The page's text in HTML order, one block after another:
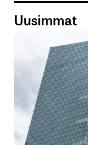
Uusimmat